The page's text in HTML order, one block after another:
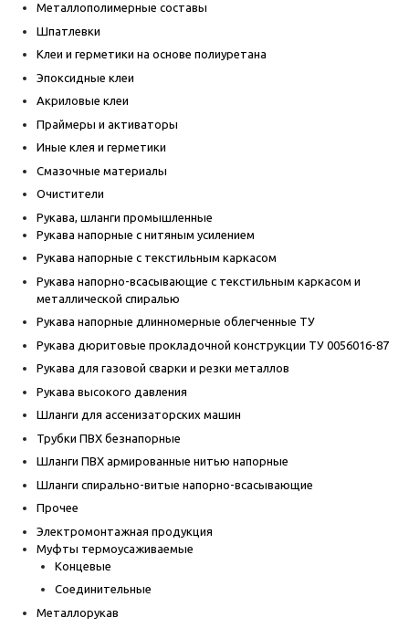
Металлополимерные составы
Шпатлевки
Клеи и герметики на основе полиуретана
Эпоксидные клеи
Акриловые клеи
Праймеры и активаторы
Иные клея и герметики
Смазочные материалы
Очистители
Рукава, шланги промышленные
Рукава напорные с нитяным усилением
Рукава напорные с текстильным каркасом
Рукава напорно-всасывающие с текстильным каркасом и
металлической спиралью
Рукава напорные длинномерные облегченные ТУ
Рукава дюритовые прокладочной конструкции ТУ 0056016-87
Рукава для газовой сварки и резки металлов
Рукава высокого давления
Шланги для ассенизаторских машин
Трубки ПВХ безнапорные
Шланги ПВХ армированные нитью напорные
Шланги спирально-витые напорно-всасывающие
Прочее
Электромонтажная продукция
Муфты термоусаживаемые
Концевые
Соединительные
Металлорукав